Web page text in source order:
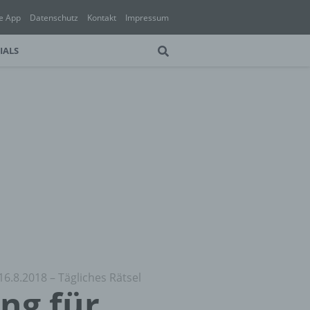
App Datenschutz Kontakt Impressum
– Tägliches Rätsel